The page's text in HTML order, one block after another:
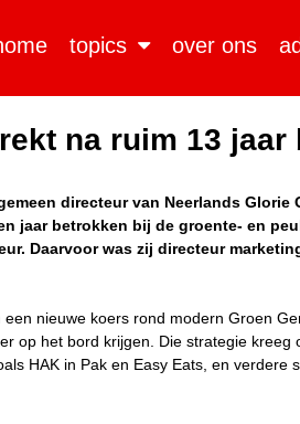
topics over ons
na ruim 13 jaar
directeur van Neerlands Glorie
jaar betrokken bij de groente- en
Daarvoor was zij directeur
nieuwe koers rond modern Groen
op het bord krijgen. Die strategie
HAK in Pak en Easy Eats, en verdere